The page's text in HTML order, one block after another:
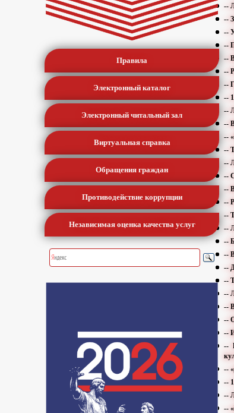
Правила
Электронный каталог
Электронный читальный зал
Виртуальная справка
Обращения граждан
Противодействие коррупции
Независимая оценка качества услуг
--
--
--
--
--
--
--
--
--
--
--
--
--
--
--
--
--
--
--
--
--
--
--
--
--
--
--
--
--
--
--